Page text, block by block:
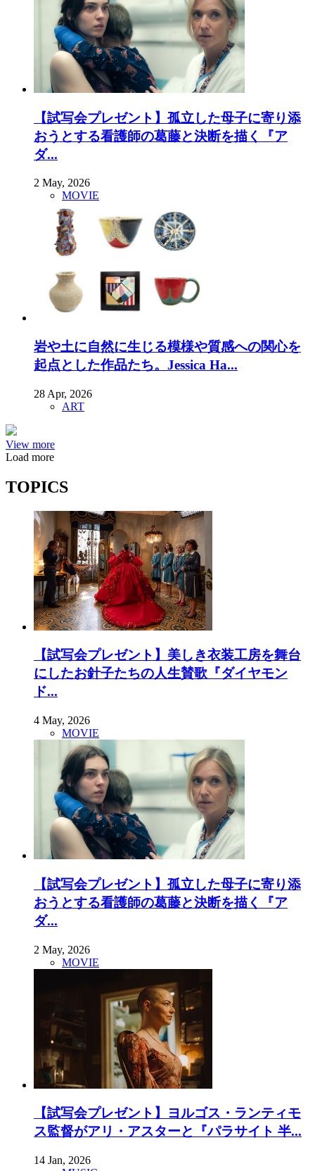
【試写会プレゼント】孤立した母子に寄り添
おうとする看護師の葛藤と決断を描く『ア
ダ...
2 May, 2026
MOVIE
岩や土に自然に生じる模様や質感への関心を
起点とした作品たち。Jessica Ha...
28 Apr, 2026
ART
View more
Load more
TOPICS
【試写会プレゼント】美しき衣装工房を舞台
にしたお針子たちの人生賛歌『ダイヤモン
ド...
4 May, 2026
MOVIE
【試写会プレゼント】孤立した母子に寄り添
おうとする看護師の葛藤と決断を描く『ア
ダ...
2 May, 2026
MOVIE
【試写会プレゼント】ヨルゴス・ランティモ
ス監督がアリ・アスターと『パラサイト 半...
14 Jan, 2026